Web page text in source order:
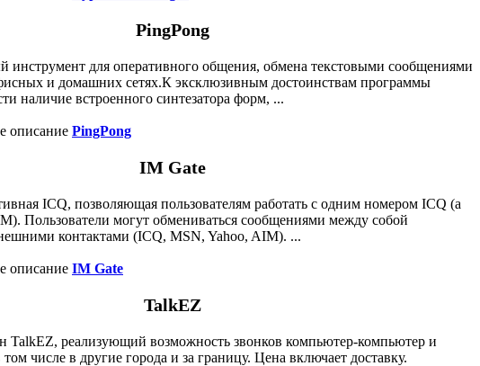
PingPong
инструмент для оперативного общения, обмена текстовыми сообщениями
и домашних сетях.К эксклюзивным достоинствам программы
наличие встроенного синтезатора форм, ...
описание PingPong
IM Gate
ICQ, позволяющая пользователям работать с одним номером ICQ (а
Пользователи могут обмениваться сообщениями между собой
контактами (ICQ, MSN, Yahoo, AIM). ...
описание IM Gate
TalkEZ
TalkEZ, реализующий возможность звонков компьютер-компьютер и
числе в другие города и за границу. Цена включает доставку.